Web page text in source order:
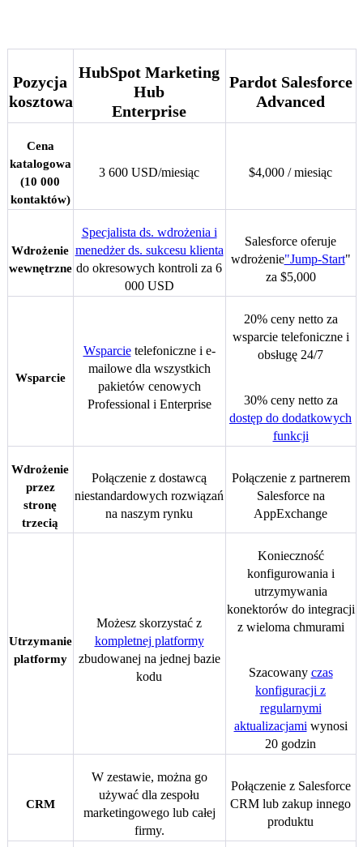
Pozycja
kosztowa
HubSpot Marketing
Hub
Enterprise
Pardot Salesforce
Advanced
Cena
katalogowa
(10 000
kontaktów)
3 600 USD/miesiąc $4,000 / miesiąc
Wdrożenie
wewnętrzne
Specjalista ds. wdrożenia i
menedżer ds. sukcesu klienta
do okresowych kontroli za 6
000 USD
Salesforce oferuje
wdrożenie"Jump-Start"
za $5,000
Wsparcie
Wsparcietelefoniczne i e-
mailowe dla wszystkich
pakietów cenowych
Professional i Enterprise
20% ceny netto za
wsparcie telefoniczne i
obsługę 24/7
30% ceny netto za
dostęp do dodatkowych
funkcji
Wdrożenie
przez
stronę
trzecią
Połączenie z dostawcą
niestandardowych rozwiązań
na naszym rynku
Połączenie z partnerem
Salesforce na
AppExchange
Utrzymanie
platformy
Możesz skorzystać z
kompletnej platformy
zbudowanej na jednej bazie
kodu
Konieczność
konfigurowania i
utrzymywania
konektorów do integracji
z wieloma chmurami
Szacowany czas
konfiguracji z
regularnymi
aktualizacjami wynosi
20 godzin
CRM
W zestawie, można go
używać dla zespołu
marketingowego lub całej
firmy.
Połączenie z Salesforce
CRM lub zakup innego
produktu